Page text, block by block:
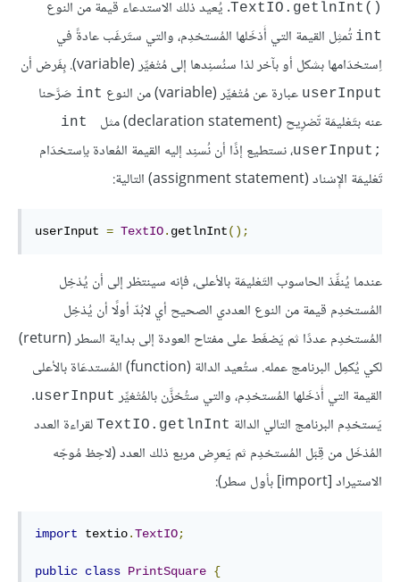
TextIO.getlnInt()‎. يُعيد ذلك الاستدعاء قيمة من النوع
int تُمثِل القيمة التي أَدْخَلها المُستخدِم، والتي ستَرغَب عادةً في
اِستخدَامها بشكل أو بآخر لذا سنُسنِدها إلى مُتْغيِّر (variable). بِفَرض أن
userInput عبارة عن مُتْغيِّر (variable) من النوع int صَرَّحنا
عنه بتَعْليمَة تّصْرِيح (declaration statement) مثل
int
userInput;‎، نستطيع إذًا أن نُسنِد إليه القيمة المُعادة باِستخدَام
تَعْليمَة الإِسْناد (assignment statement) التالية:
userInput = TextIO. getlnInt();
عندما يُنفِّذ الحاسوب التَعْليمَة بالأعلى، فإنه سينتظر إلى أن يُدْخِل
المُستخدِم قيمة من النوع العددي الصحيح أي لابُدّ أولًا أن يُدْخِل
المُستخدِم عددًا ثم يَضغَط على مفتاح العودة إلى بداية السطر (return)
لكي يُكمِل البرنامج عمله. ستُعيد الدالة (function) المُستدعَاة بالأعلى
القيمة التي أَدْخَلها المُستخدِم، والتي ستُخزَّن بالمُتْغيِّر userInput
.
يَستخدِم البرنامج التالي الدالة TextIO.getlnInt لقراءة العدد
المُدْخَل من قِبَل المُستخدِم ثم يَعرِض مربع ذلك العدد (لاحِظ مُوجّه
الاستيراد [import] بأول سطر):
import textio.TextIO;
public class PrintSquare {